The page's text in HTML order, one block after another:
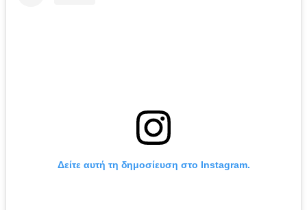
Δείτε αυτή τη δημοσίευση στο Instagram.